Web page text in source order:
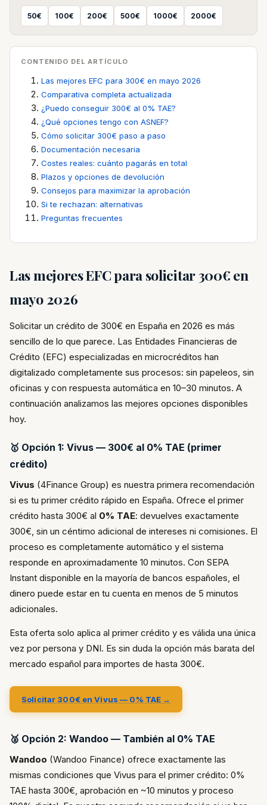
50€ 100€ 200€ 500€ 1000€ 2000€
CONTENIDO DEL ARTÍCULO
Las mejores EFC para 300€ en mayo 2026
Comparativa completa actualizada
¿Puedo conseguir 300€ al 0% TAE?
¿Qué opciones tengo con ASNEF?
Cómo solicitar 300€ paso a paso
Documentación necesaria
Costes reales: cuánto pagarás en total
Plazos y opciones de devolución
Consejos para maximizar la aprobación
Si te rechazan: alternativas
Preguntas frecuentes
Las mejores EFC para solicitar 300€ en
mayo 2026
Solicitar un crédito de 300€ en España en 2026 es más
sencillo de lo que parece. Las Entidades Financieras de
Crédito (EFC) especializadas en microcréditos han
digitalizado completamente sus procesos: sin papeleos, sin
oficinas y con respuesta automática en 10–30 minutos. A
continuación analizamos las mejores opciones disponibles
hoy.
🥇 Opción 1: Vivus — 300€ al 0% TAE (primer
crédito)
Vivus (4Finance Group) es nuestra primera recomendación
si es tu primer crédito rápido en España. Ofrece el primer
crédito hasta 300€ al 0% TAE: devuelves exactamente
300€, sin un céntimo adicional de intereses ni comisiones. El
proceso es completamente automático y el sistema
responde en aproximadamente 10 minutos. Con SEPA
Instant disponible en la mayoría de bancos españoles, el
dinero puede estar en tu cuenta en menos de 5 minutos
adicionales.
Esta oferta solo aplica al primer crédito y es válida una única
vez por persona y DNI. Es sin duda la opción más barata del
mercado español para importes de hasta 300€.
Solicitar 300€ en Vivus — 0% TAE →
🥈 Opción 2: Wandoo — También al 0% TAE
Wandoo (Wandoo Finance) ofrece exactamente las
mismas condiciones que Vivus para el primer crédito: 0%
TAE hasta 300€, aprobación en ~10 minutos y proceso